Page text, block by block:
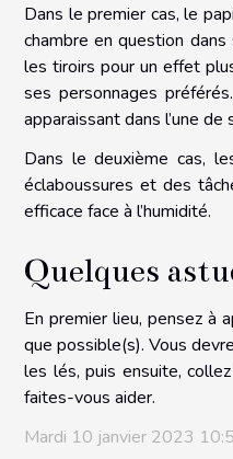
Dans le premier cas, le
chambre en question
les tiroirs pour un effet
ses personnages
apparaissant dans l’une
Dans le deuxième cas,
éclaboussures et des
efficace face à l’humidité.
Quelques
En premier lieu, pensez à
que possible(s). Vous
les lés, puis ensuite,
faites-vous aider.
Mardi 10 janvier 2023